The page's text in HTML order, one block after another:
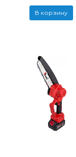
В корзину